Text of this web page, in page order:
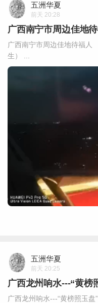
五洲华夏
前天 20:28
广西南宁市周边佳地
广西南宁市周边佳地待福人
生） ...
五洲华夏
前天 20:25
广西龙州响水---“黄榜
广西龙州响水---“黄榜照玉